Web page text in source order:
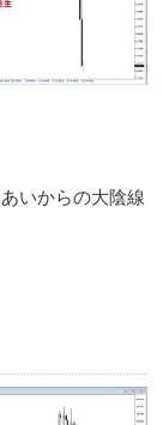
いからの大陰線